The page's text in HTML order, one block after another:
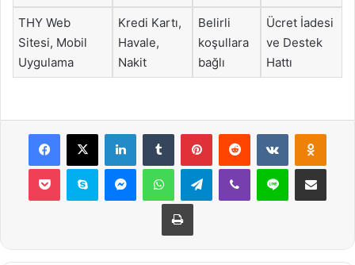
THY Web
Sitesi, Mobil
Uygulama
Kredi Kartı,
Havale,
Nakit
Belirli
koşullara
bağlı
Ücret İadesi
ve Destek
Hattı
Facebook
X LinkedInTumblr PinterestReddit VKontakte
Pocket Skype MessengerWhatsAppTelegramViber Line E-Posta ile
Yazdır